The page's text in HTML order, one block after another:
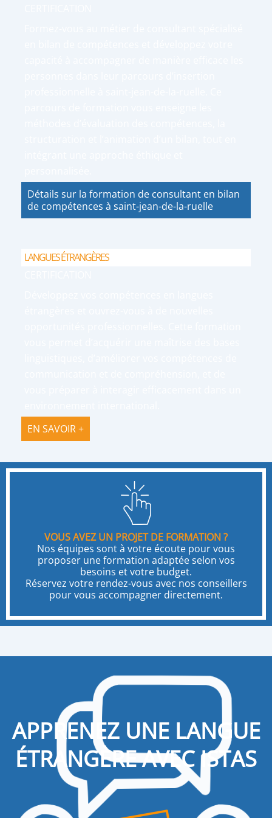
Détails sur la formation de consultant en bilan
de compétences à saint-jean-de-la-ruelle
LANGUES ÉTRANGÈRES
EN SAVOIR +
VOUS AVEZ UN PROJET DE FORMATION ?
Nos équipes sont à votre écoute pour vous
proposer une formation adaptée selon vos
besoins et votre budget.
Réservez votre rendez-vous avec nos conseillers
pour vous accompagner directement.
APPRENEZ UNE LANGUE
ÉTRANGÈRE AVEC ISTAS